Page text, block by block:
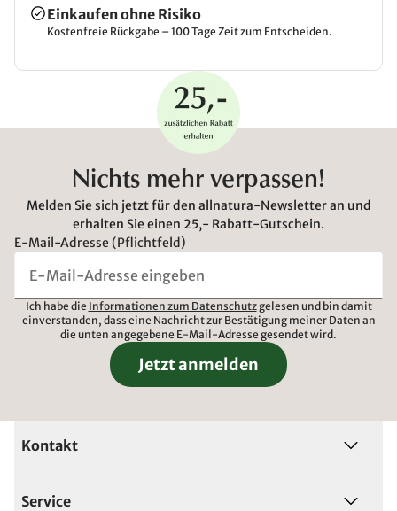
Einkaufen ohne Risiko
Kostenfreie Rückgabe – 100 Tage Zeit zum Entscheiden.
Nichts mehr verpassen!
Melden Sie sich jetzt für den allnatura-Newsletter an und
erhalten Sie einen 25,- Rabatt-Gutschein.
E-Mail-Adresse (Pflichtfeld)
Ich habe die Informationen zum Datenschutzgelesen und bin damit
einverstanden, dass eine Nachricht zur Bestätigung meiner Daten an
die unten angegebene E-Mail-Adresse gesendet wird.
Jetzt anmelden
Kontakt
Service